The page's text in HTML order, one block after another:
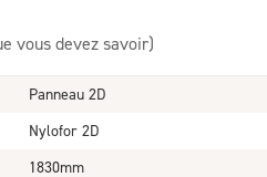
vous devez savoir)
Panneau 2D
Nylofor 2D
1830mm